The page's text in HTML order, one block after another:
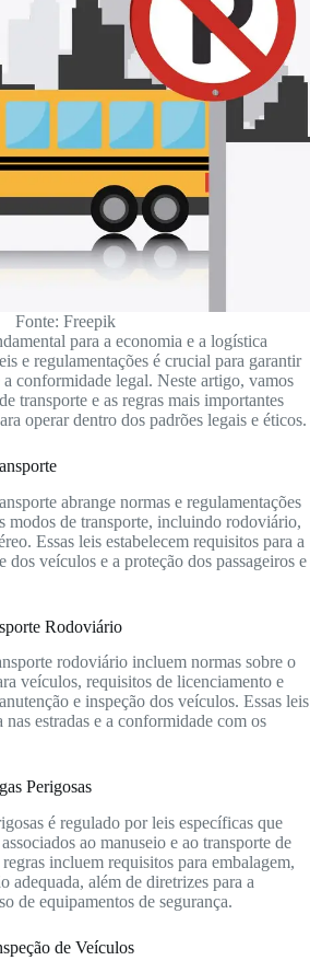
Fonte: Freepik
para a economia e a logística
e regulamentações é crucial para garantir
conformidade legal. Neste artigo, vamos
transporte e as regras mais importantes
operar dentro dos padrões legais e éticos.
abrange normas e regulamentações
modos de transporte, incluindo rodoviário,
Essas leis estabelecem requisitos para a
dos veículos e a proteção dos passageiros e
Rodoviário
rodoviário incluem normas sobre o
veículos, requisitos de licenciamento e
e inspeção dos veículos. Essas leis
estradas e a conformidade com os
Perigosas
é regulado por leis específicas que
ao manuseio e ao transporte de
incluem requisitos para embalagem,
adequada, além de diretrizes para a
de equipamentos de segurança.
de Veículos